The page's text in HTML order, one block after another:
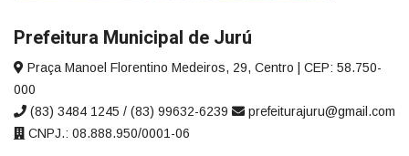
Prefeitura Municipal de Jurú
Praça Manoel Florentino Medeiros, 29, Centro | CEP: 58.750-
000
(83) 3484 1245 / (83) 99632-6239
prefeiturajuru@gmail.com
CNPJ.: 08.888.950/0001-06